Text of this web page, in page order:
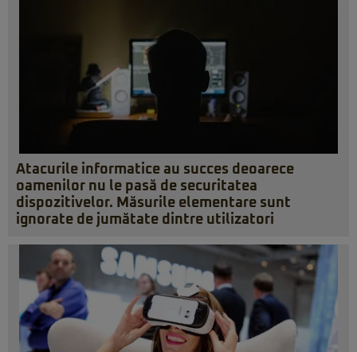
Atacurile informatice au succes deoarece
oamenilor nu le pasă de securitatea
dispozitivelor. Măsurile elementare sunt
ignorate de jumătate dintre utilizatori